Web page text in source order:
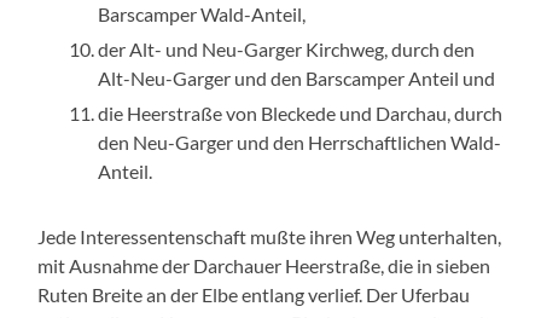
Barscamper Wald-Anteil,
der Alt- und Neu-Garger Kirchweg, durch den
Alt-Neu-Garger und den Barscamper Anteil und
die Heerstraße von Bleckede und Darchau, durch
den Neu-Garger und den Herrschaftlichen Wald-
Anteil.
Jede Interessentenschaft mußte ihren Weg unterhalten,
mit Ausnahme der Darchauer Heerstraße, die in sieben
Ruten Breite an der Elbe entlang verlief. Der Uferbau